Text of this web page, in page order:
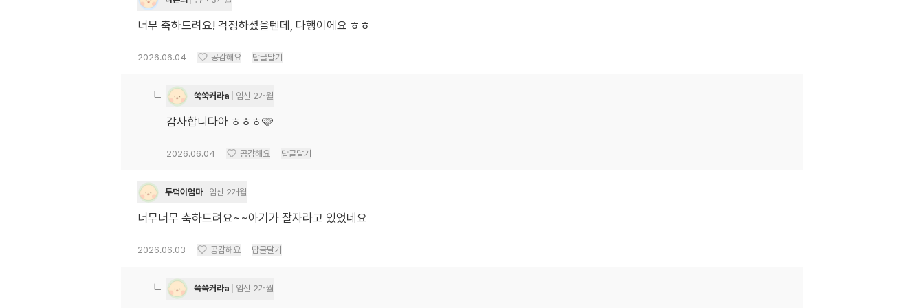
너무 축하드려요! 걱정하셨을텐데, 다행이에요 ㅎㅎ
2026.06.04 공감해요 답글달기
쑥쑥커라a 임신 2개월
감사합니다아 ㅎㅎㅎ🩷
2026.06.04 공감해요 답글달기
두덕이엄마 임신 2개월
너무너무 축하드려요~~아기가 잘자라고 있었네요
2026.06.03 공감해요 답글달기
쑥쑥커라a 임신 2개월